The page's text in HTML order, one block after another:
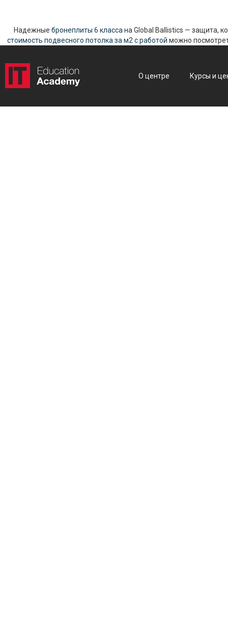
Надежные бронеплиты 6 класса на Global Ballistics — защита,
стоимость подвесного потолка за м2 с работой можно
О центре Курсы и